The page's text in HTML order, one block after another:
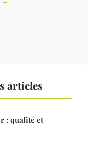
articles
: qualité et